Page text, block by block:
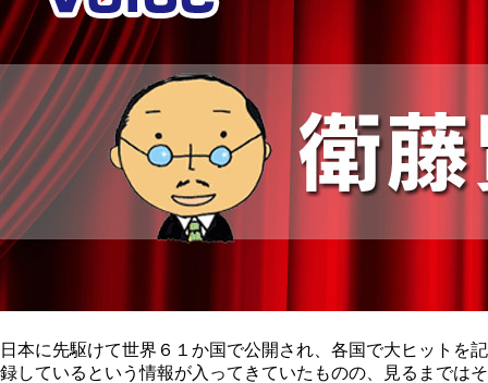
日本に先駆けて世界６１か国で公開され、各国で大ヒットを記
録しているという情報が入ってきていたものの、見るまではそ